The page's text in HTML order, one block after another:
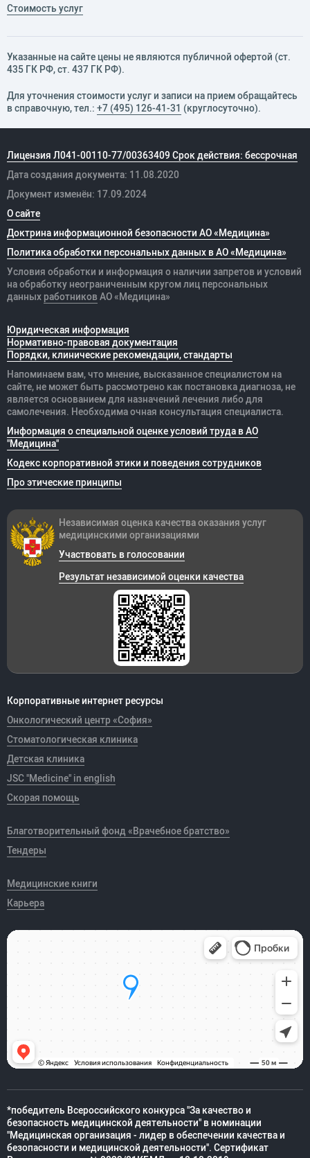
Стоимость услуг
Указанные на сайте цены не являются публичной офертой (ст.
435 ГК РФ, cт. 437 ГК РФ).
Для уточнения стоимости услуг и записи на прием обращайтесь
в справочную, тел.: +7 (495) 126-41-31 (круглосуточно).
Лицензия Л041-00110-77/00363409 Срок действия: бессрочная
Дата создания документа: 11.08.2020
Документ изменён: 17.09.2024
О сайте
Доктрина информационной безопасности АО «Медицина»
Политика обработки персональных данных в АО «Медицина»
Условия обработки и информация о наличии запретов и условий
на обработку неограниченным кругом лиц персональных
данных работников АО «Медицина»
Юридическая информация
Нормативно-правовая документация
Порядки, клинические рекомендации, стандарты
Напоминаем вам, что мнение, высказанное специалистом на
сайте, не может быть рассмотрено как постановка диагноза, не
является основанием для назначений лечения либо для
самолечения. Необходима очная консультация специалиста.
Информация о специальной оценке условий труда в АО
"Медицина"
Кодекс корпоративной этики и поведения сотрудников
Про этические принципы
Корпоративные интернет ресурсы
Онкологический центр «София»
Стоматологическая клиника
Детская клиника
JSC "Medicine" in english
Скорая помощь
Благотворительный фонд «Врачебное братство»
Тендеры
Медицинские книги
Карьера
Независимая оценка качества оказания услуг
медицинскими организациями
Участвовать в голосовании
Результат независимой оценки качества
*победитель Всероссийского конкурса "За качество и
безопасность медицинской деятельности" в номинации
"Медицинская организация - лидер в обеспечении качества и
безопасности и медицинской деятельности". Сертификат